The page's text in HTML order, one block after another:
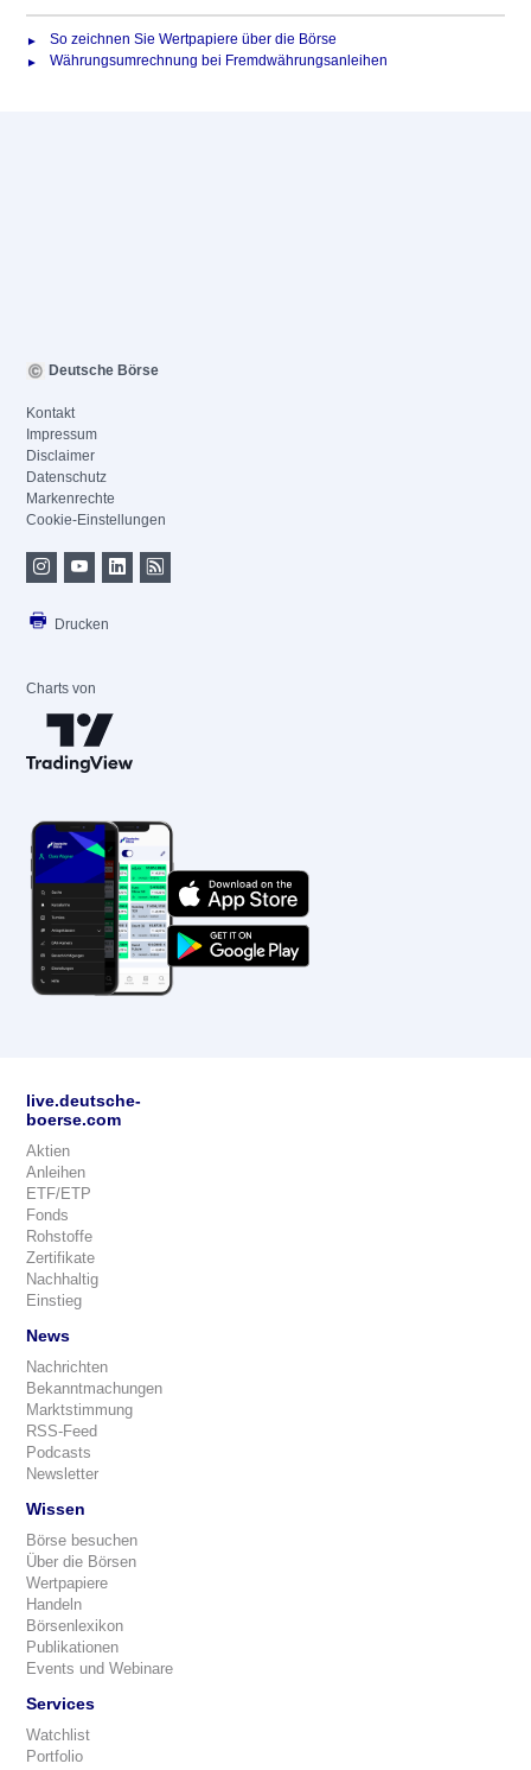
So zeichnen Sie Wertpapiere über die Börse
Währungsumrechnung bei Fremdwährungsanleihen
Deutsche Börse
Kontakt
Impressum
Disclaimer
Datenschutz
Markenrechte
Cookie-Einstellungen
Drucken
Charts von
live.deutsche-
boerse.com
Aktien
Anleihen
ETF/ETP
Fonds
Rohstoffe
Zertifikate
Nachhaltig
Einstieg
News
Nachrichten
Bekanntmachungen
Marktstimmung
RSS-Feed
Podcasts
Newsletter
Wissen
Börse besuchen
Über die Börsen
Wertpapiere
Handeln
Börsenlexikon
Publikationen
Events und Webinare
Services
Watchlist
Portfolio